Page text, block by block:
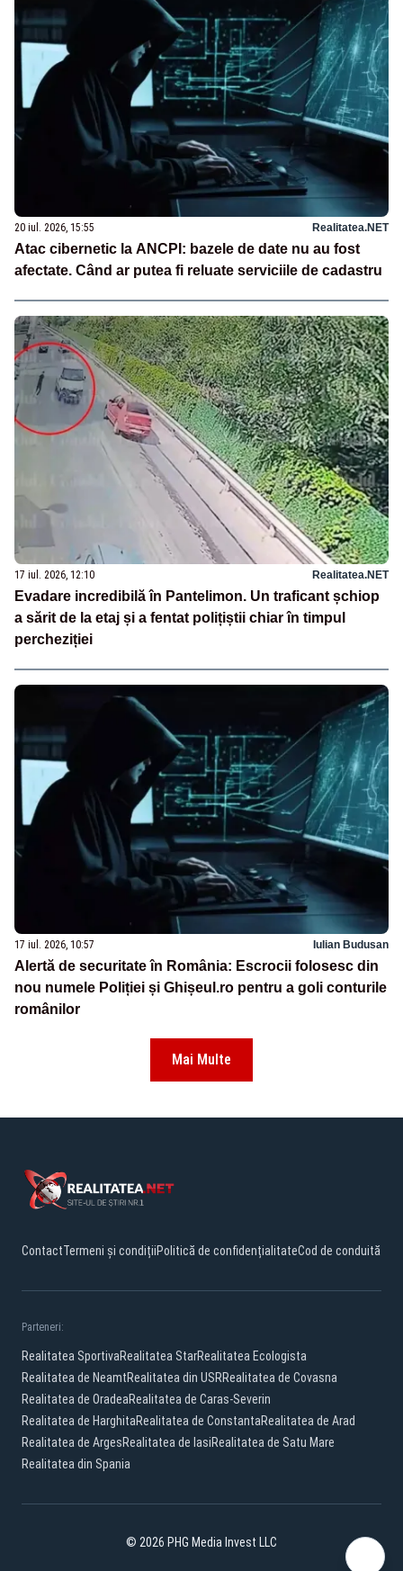
20 iul. 2026, 15:55 Realitatea.NET
Atac cibernetic la ANCPI: bazele de date nu au fost
afectate. Când ar putea fi reluate serviciile de cadastru
17 iul. 2026, 12:10 Realitatea.NET
Evadare incredibilă în Pantelimon. Un traficant șchiop
a sărit de la etaj și a fentat polițiștii chiar în timpul
percheziției
17 iul. 2026, 10:57 Iulian Budusan
Alertă de securitate în România: Escrocii folosesc din
nou numele Poliției și Ghișeul.ro pentru a goli conturile
românilor
Mai Multe
ContactTermeni și condițiiPolitică de confidențialitateCod de conduită
Parteneri:
Realitatea SportivaRealitatea StarRealitatea Ecologista
Realitatea de NeamtRealitatea din USRRealitatea de Covasna
Realitatea de OradeaRealitatea de Caras-Severin
Realitatea de HarghitaRealitatea de ConstantaRealitatea de Arad
Realitatea de ArgesRealitatea de IasiRealitatea de Satu Mare
Realitatea din Spania
© 2026 PHG Media Invest LLC